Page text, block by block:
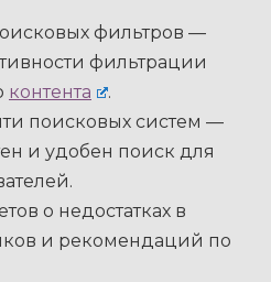
фильтров —
фильтрации
контента
.
поисковых систем —
и удобен поиск для
о недостатках в
и рекомендаций по